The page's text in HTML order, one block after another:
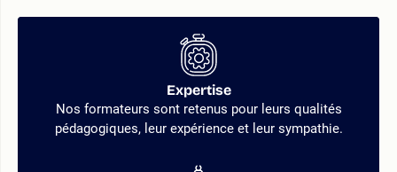
Expertise
Nos formateurs sont retenus pour leurs qualités
pédagogiques, leur expérience et leur sympathie.